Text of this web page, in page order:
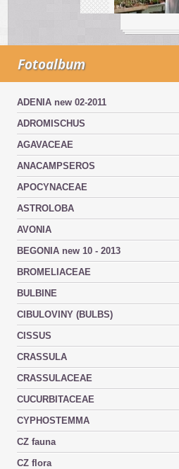
Fotoalbum
ADENIA new 02-2011
ADROMISCHUS
AGAVACEAE
ANACAMPSEROS
APOCYNACEAE
ASTROLOBA
AVONIA
BEGONIA new 10 - 2013
BROMELIACEAE
BULBINE
CIBULOVINY (BULBS)
CISSUS
CRASSULA
CRASSULACEAE
CUCURBITACEAE
CYPHOSTEMMA
CZ fauna
CZ flora